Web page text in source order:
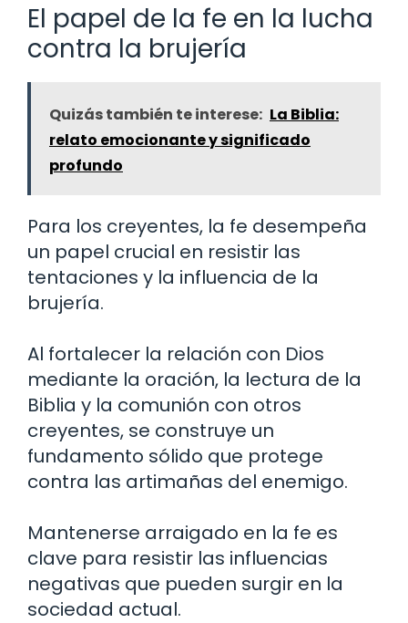
El papel de la fe en la lucha
contra la brujería
Quizás también te interese: La Biblia:
relato emocionante y significado
profundo
Para los creyentes, la fe desempeña
un papel crucial en resistir las
tentaciones y la influencia de la
brujería.
Al fortalecer la relación con Dios
mediante la oración, la lectura de la
Biblia y la comunión con otros
creyentes, se construye un
fundamento sólido que protege
contra las artimañas del enemigo.
Mantenerse arraigado en la fe es
clave para resistir las influencias
negativas que pueden surgir en la
sociedad actual.